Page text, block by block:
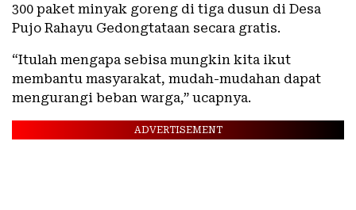
300 paket minyak goreng di tiga dusun di Desa
Pujo Rahayu Gedongtataan secara gratis.
“Itulah mengapa sebisa mungkin kita ikut
membantu masyarakat, mudah-mudahan dapat
mengurangi beban warga,” ucapnya.
ADVERTISEMENT